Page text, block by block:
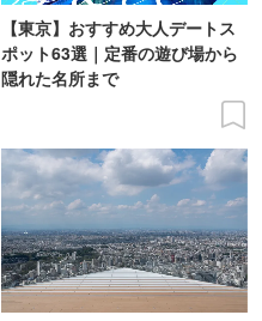
【東京】おすすめ大人デートス
ポット63選｜定番の遊び場から
隠れた名所まで